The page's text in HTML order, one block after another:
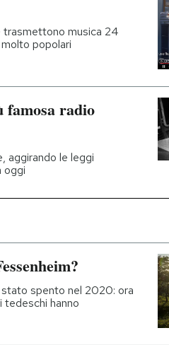
trasmettono musica 24
popolari
radio
aggirando le leggi
oggi
spento nel 2020: ora
tedeschi hanno